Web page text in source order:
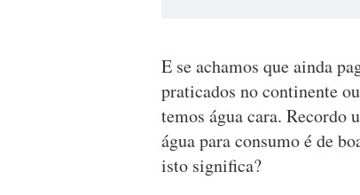
E se achamos que ainda
praticados no continente
temos água cara. Recordo
água para consumo é de
isto significa?